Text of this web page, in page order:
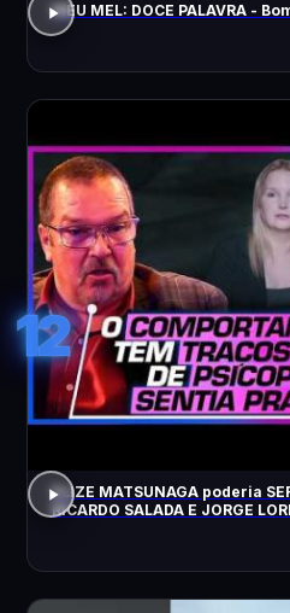
MEU MEL: DOCE PALAVRA -
12
ELIZE MATSUNAGA poderia
RICARDO SALADA E JORGE